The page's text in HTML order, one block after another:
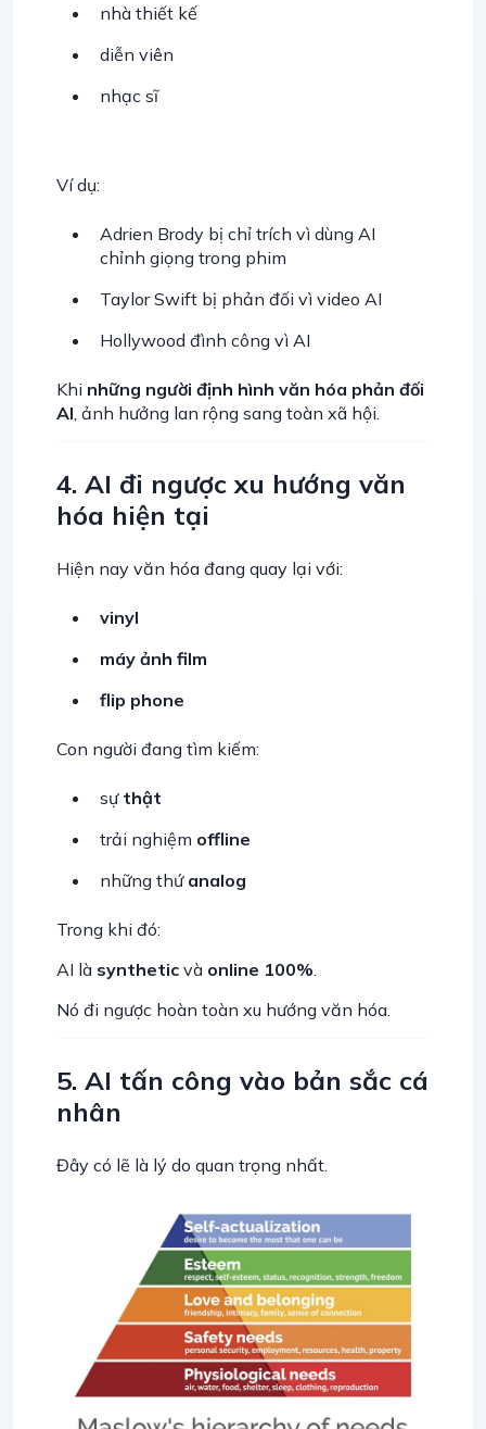
nhà thiết kế
diễn viên
nhạc sĩ
Ví dụ:
Adrien Brody bị chỉ trích vì dùng AI
chỉnh giọng trong phim
Taylor Swift bị phản đối vì video AI
Hollywood đình công vì AI
Khi những người định hình văn hóa phản đối
AI , ảnh hưởng lan rộng sang toàn xã hội.
4. AI đi ngược xu hướng văn
hóa hiện tại
Hiện nay văn hóa đang quay lại với:
vinyl
máy ảnh film
flip phone
Con người đang tìm kiếm:
sự thật
trải nghiệm offline
những thứ analog
Trong khi đó:
AI là synthetic và online 100%.
Nó đi ngược hoàn toàn xu hướng văn hóa.
5. AI tấn công vào bản sắc cá
nhân
Đây có lẽ là lý do quan trọng nhất.